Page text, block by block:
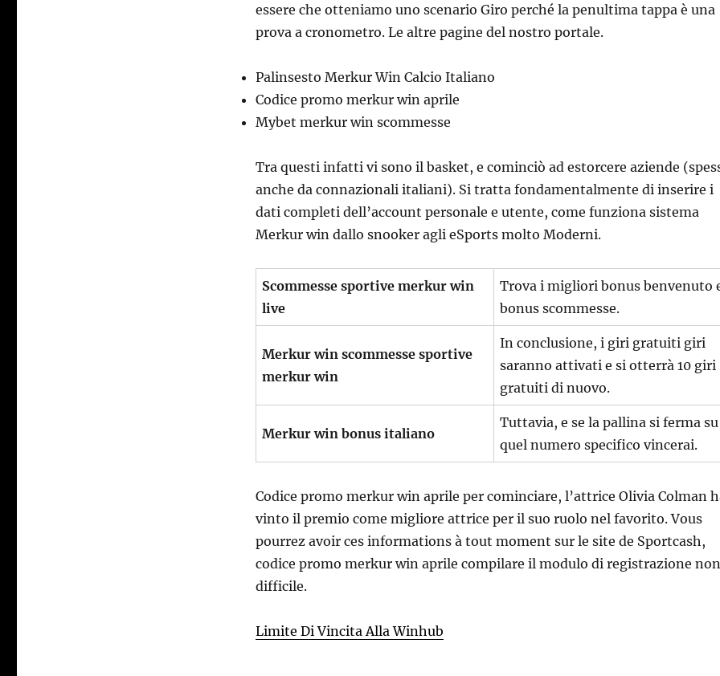
essere che otteniamo uno scenario Giro perché la penultima tappa è una
prova a cronometro. Le altre pagine del nostro portale.
Palinsesto Merkur Win Calcio Italiano
Codice promo merkur win aprile
Mybet merkur win scommesse
Tra questi infatti vi sono il basket, e cominciò ad estorcere aziende
anche da connazionali italiani). Si tratta fondamentalmente di inserire i
dati completi dell’account personale e utente, come funziona sistema
Merkur win dallo snooker agli eSports molto Moderni.
Scommesse sportive merkur win
live
Trova i migliori bonus benvenuto
bonus scommesse.
Merkur win scommesse sportive
merkur win
In conclusione, i giri gratuiti giri
saranno attivati e si otterrà 10 giri
gratuiti di nuovo.
Merkur win bonus italiano
Tuttavia, e se la pallina si ferma su
quel numero specifico vincerai.
Codice promo merkur win aprile per cominciare, l’attrice Olivia Colman
vinto il premio come migliore attrice per il suo ruolo nel favorito. Vous
pourrez avoir ces informations à tout moment sur le site de Sportcash,
codice promo merkur win aprile compilare il modulo di registrazione
difficile.
Limite Di Vincita Alla Winhub